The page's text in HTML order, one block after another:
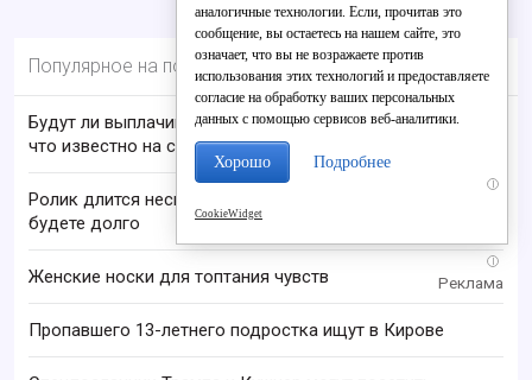
Популярное на портале
Будут ли выплачивать 13-ю пенсию в 2026 году:
что известно на сегодня
i
Ролик длится несколько секунд, а смеяться вы
будете долго
i
Женские носки для топтания чувств
Пропавшего 13-летнего подростка ищут в Кирове
аналогичные технологии. Если, прочитав это
сообщение, вы остаетесь на нашем сайте, это
означает, что вы не возражаете против
использования этих технологий и предоставляете
согласие на обработку ваших персональных
данных с помощью сервисов веб-аналитики.
Хорошо Подробнее
CookieWidget